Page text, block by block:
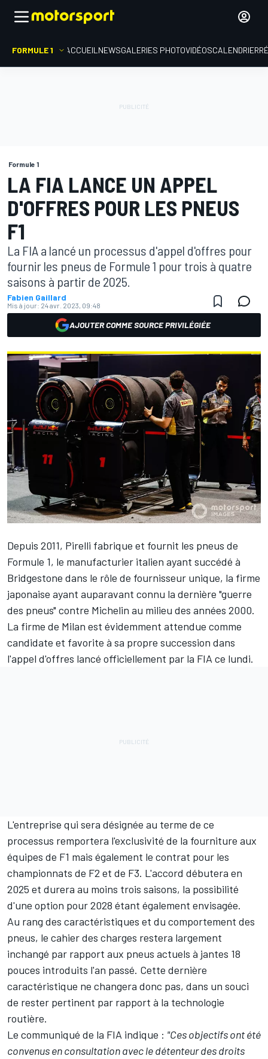
FORMULE 1 ACCUEIL NEWSGALERIES PHOTOVIDÉOSCALENDRIER
Formule 1
LA FIA LANCE UN APPEL
D'OFFRES POUR LES PNEUS
F1
La FIA a lancé un processus d'appel d'offres pour
fournir les pneus de Formule 1 pour trois à quatre
saisons à partir de 2025.
Fabien Gaillard
Mis à jour: 24 avr. 2023, 09:48
AJOUTER COMME SOURCE PRIVILÉGIÉE
Depuis 2011, Pirelli fabrique et fournit les pneus de
Formule 1, le manufacturier italien ayant succédé à
Bridgestone dans le rôle de fournisseur unique, la firme
japonaise ayant auparavant connu la dernière "guerre
des pneus" contre Michelin au milieu des années 2000.
La firme de Milan est évidemment attendue comme
candidate et favorite à sa propre succession dans
l'appel d'offres lancé officiellement par la FIA ce lundi.
L'entreprise qui sera désignée au terme de ce
processus remportera l'exclusivité de la fourniture aux
équipes de F1 mais également le contrat pour les
championnats de F2 et de F3. L'accord débutera en
2025 et durera au moins trois saisons, la possibilité
d'une option pour 2028 étant également envisagée.
Au rang des caractéristiques et du comportement des
pneus, le cahier des charges restera largement
inchangé par rapport aux pneus actuels à jantes 18
pouces introduits l'an passé. Cette dernière
caractéristique ne changera donc pas, dans un souci
de rester pertinent par rapport à la technologie
routière.
Le communiqué de la FIA indique : "Ces objectifs ont été
convenus en consultation avec le détenteur des droits